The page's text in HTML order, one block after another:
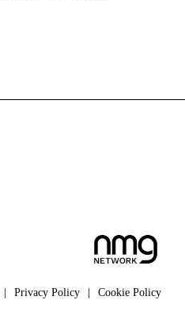
Privacy Policy Cookie Policy